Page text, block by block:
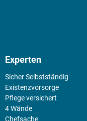
Experten
Sicher Selbstständig
Existenz­vorsorge
Pflege versichert
4 Wände
Chefsache